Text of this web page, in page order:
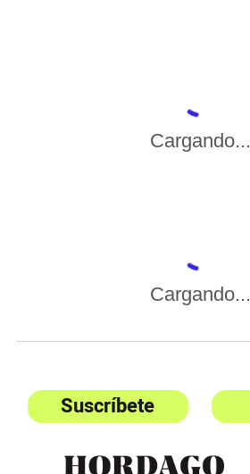
Cargando...
Cargando...
Suscríbete